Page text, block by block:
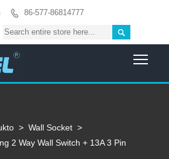
 86-577-86814777

> Wall Socket >
2 Way Wall Switch + 13A 3 Pin